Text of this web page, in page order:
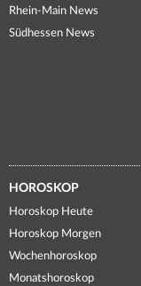
Rhein-Main News
Südhessen News
HOROSKOP
Horoskop Heute
Horoskop Morgen
Wochenhoroskop
Monatshoroskop